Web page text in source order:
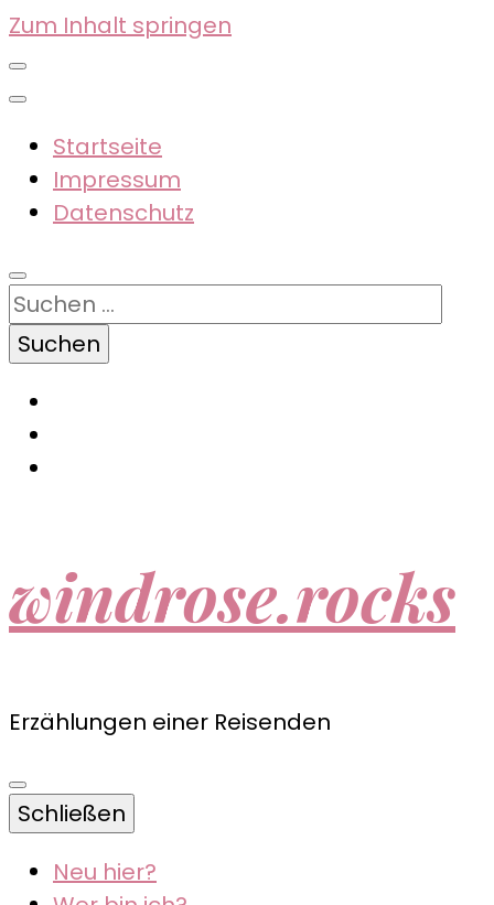
Zum Inhalt springen
Startseite
Impressum
Datenschutz
Suchen
nach:
windrose.rocks
Erzählungen einer Reisenden
Schließen
Neu hier?